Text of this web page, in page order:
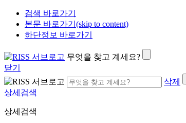
검색 바로가기
본문 바로가기(skip to content)
하단정보 바로가기
무엇을 찾고 계세요?
닫기
삭제
상세검색
상세검색